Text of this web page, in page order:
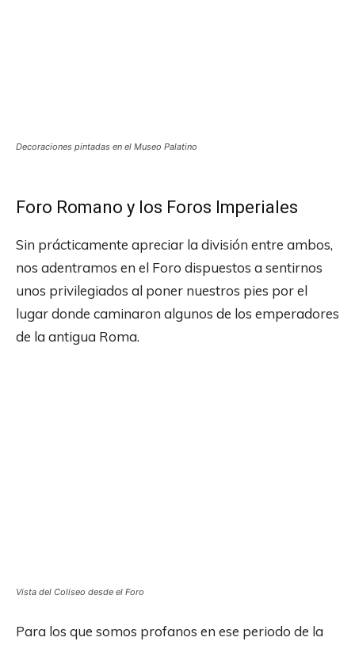
Decoraciones pintadas en el Museo Palatino
Foro Romano y los Foros Imperiales
Sin prácticamente apreciar la división entre ambos,
nos adentramos en el Foro dispuestos a sentirnos
unos privilegiados al poner nuestros pies por el
lugar donde caminaron algunos de los emperadores
de la antigua Roma.
Vista del Coliseo desde el Foro
Para los que somos profanos en ese periodo de la